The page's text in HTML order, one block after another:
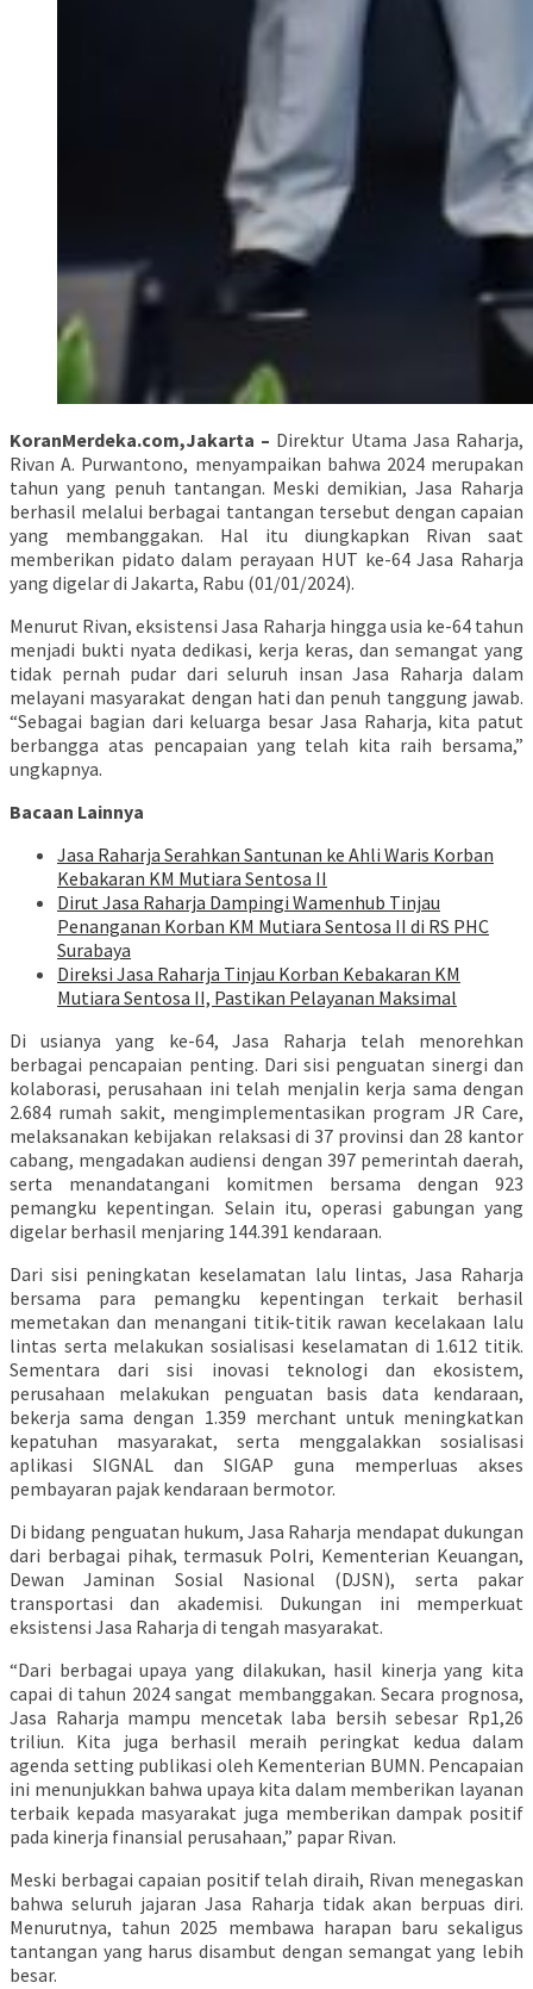
KoranMerdeka.com,Jakarta – Direktur Utama Jasa Raharja,
Rivan A. Purwantono, menyampaikan bahwa 2024 merupakan
tahun yang penuh tantangan. Meski demikian, Jasa Raharja
berhasil melalui berbagai tantangan tersebut dengan capaian
yang membanggakan. Hal itu diungkapkan Rivan saat
memberikan pidato dalam perayaan HUT ke-64 Jasa Raharja
yang digelar di Jakarta, Rabu (01/01/2024).
Menurut Rivan, eksistensi Jasa Raharja hingga usia ke-64 tahun
menjadi bukti nyata dedikasi, kerja keras, dan semangat yang
tidak pernah pudar dari seluruh insan Jasa Raharja dalam
melayani masyarakat dengan hati dan penuh tanggung jawab.
“Sebagai bagian dari keluarga besar Jasa Raharja, kita patut
berbangga atas pencapaian yang telah kita raih bersama,”
ungkapnya.
Bacaan Lainnya
Jasa Raharja Serahkan Santunan ke Ahli Waris Korban
Kebakaran KM Mutiara Sentosa II
Dirut Jasa Raharja Dampingi Wamenhub Tinjau
Penanganan Korban KM Mutiara Sentosa II di RS PHC
Surabaya
Direksi Jasa Raharja Tinjau Korban Kebakaran KM
Mutiara Sentosa II, Pastikan Pelayanan Maksimal
Di usianya yang ke-64, Jasa Raharja telah menorehkan
berbagai pencapaian penting. Dari sisi penguatan sinergi dan
kolaborasi, perusahaan ini telah menjalin kerja sama dengan
2.684 rumah sakit, mengimplementasikan program JR Care,
melaksanakan kebijakan relaksasi di 37 provinsi dan 28 kantor
cabang, mengadakan audiensi dengan 397 pemerintah daerah,
serta menandatangani komitmen bersama dengan 923
pemangku kepentingan. Selain itu, operasi gabungan yang
digelar berhasil menjaring 144.391 kendaraan.
Dari sisi peningkatan keselamatan lalu lintas, Jasa Raharja
bersama para pemangku kepentingan terkait berhasil
memetakan dan menangani titik-titik rawan kecelakaan lalu
lintas serta melakukan sosialisasi keselamatan di 1.612 titik.
Sementara dari sisi inovasi teknologi dan ekosistem,
perusahaan melakukan penguatan basis data kendaraan,
bekerja sama dengan 1.359 merchant untuk meningkatkan
kepatuhan masyarakat, serta menggalakkan sosialisasi
aplikasi SIGNAL dan SIGAP guna memperluas akses
pembayaran pajak kendaraan bermotor.
Di bidang penguatan hukum, Jasa Raharja mendapat dukungan
dari berbagai pihak, termasuk Polri, Kementerian Keuangan,
Dewan Jaminan Sosial Nasional (DJSN), serta pakar
transportasi dan akademisi. Dukungan ini memperkuat
eksistensi Jasa Raharja di tengah masyarakat.
“Dari berbagai upaya yang dilakukan, hasil kinerja yang kita
capai di tahun 2024 sangat membanggakan. Secara prognosa,
Jasa Raharja mampu mencetak laba bersih sebesar Rp1,26
triliun. Kita juga berhasil meraih peringkat kedua dalam
agenda setting publikasi oleh Kementerian BUMN. Pencapaian
ini menunjukkan bahwa upaya kita dalam memberikan layanan
terbaik kepada masyarakat juga memberikan dampak positif
pada kinerja finansial perusahaan,” papar Rivan.
Meski berbagai capaian positif telah diraih, Rivan menegaskan
bahwa seluruh jajaran Jasa Raharja tidak akan berpuas diri.
Menurutnya, tahun 2025 membawa harapan baru sekaligus
tantangan yang harus disambut dengan semangat yang lebih
besar.